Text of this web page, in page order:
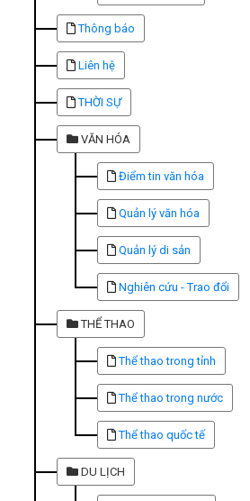
Thông báo
Liên hệ
THỜI SỰ
VĂN HÓA
Điểm tin văn hóa
Quản lý văn hóa
Quản lý di sản
Nghiên cứu - Trao đổi
THỂ THAO
Thể thao trong tỉnh
Thể thao trong nước
Thể thao quốc tế
DU LỊCH